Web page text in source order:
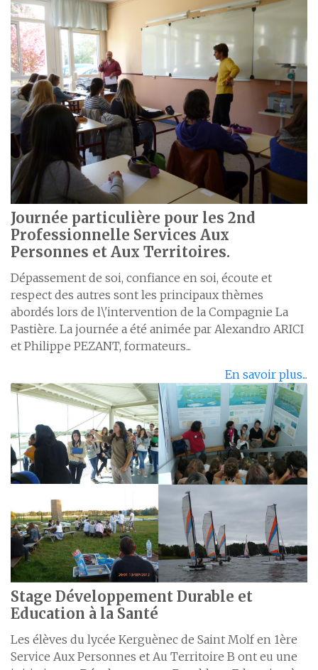
Journée particulière pour les 2nd
Professionnelle Services Aux
Personnes et Aux Territoires.
Dépassement de soi, confiance en soi, écoute et
respect des autres sont les principaux thèmes
abordés lors de l\'intervention de la Compagnie La
Pastière. La journée a été animée par Alexandro ARICI
et Philippe PEZANT, formateurs...
En savoir plus...
Stage Développement Durable et
Education à la Santé
Les élèves du lycée Kerguènec de Saint Molf en 1ère
Service Aux Personnes et Au Territoire B ont eu une